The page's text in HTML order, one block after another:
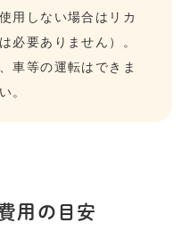
用しない場合はリカ
必要ありません）。
車等の運転はできま
。
用の目安